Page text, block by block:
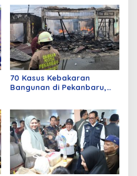
70 Kasus Kebakaran
Bangunan di Pekanbaru,